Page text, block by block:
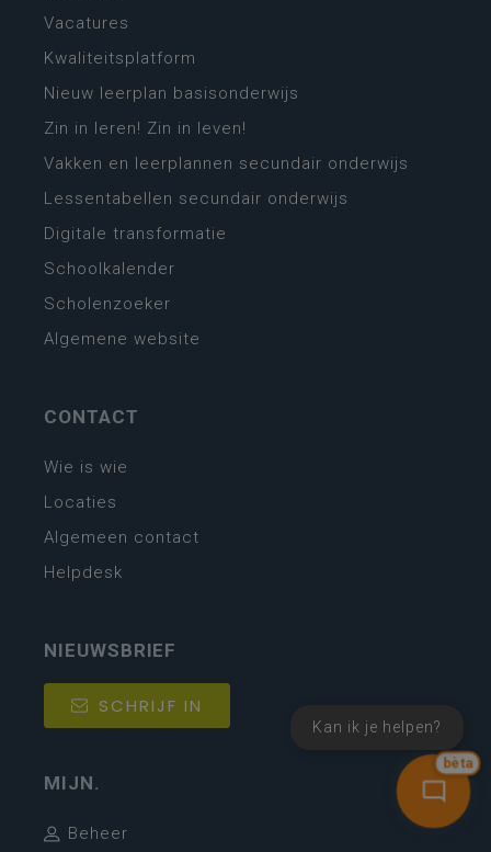
bèta
Kan ik je helpen?
Vacatures
Kwaliteitsplatform
Nieuw leerplan basisonderwijs
Zin in leren! Zin in leven!
Vakken en leerplannen secundair onderwijs
Lessentabellen secundair onderwijs
Digitale transformatie
Schoolkalender
Scholenzoeker
Algemene website
CONTACT
Wie is wie
Locaties
Algemeen contact
Helpdesk
NIEUWSBRIEF
SCHRIJF IN
MIJN.
Beheer